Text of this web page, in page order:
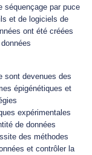
séquençage par puce
et de logiciels de
ont été créées
sont devenues des
épigénétiques et
expérimentales
de données
des méthodes
et contrôler la